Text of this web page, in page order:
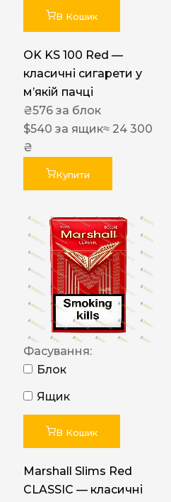
В Кошик
OK KS 100 Red —
класичні сигарети у
м’якій пачці
₴576 за блок
$540 за ящик≈ 24 300
₴
Купити
Фасування:
Блок
Ящик
В Кошик
Marshall Slims Red
CLASSIC — класичні